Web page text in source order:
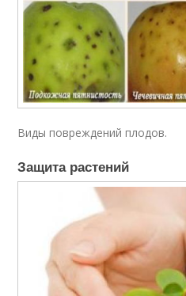
Виды повреждений плодов.
Защита растений